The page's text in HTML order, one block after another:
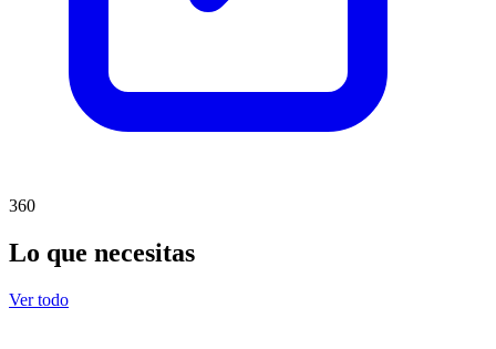
360
Lo que necesitas
Ver todo